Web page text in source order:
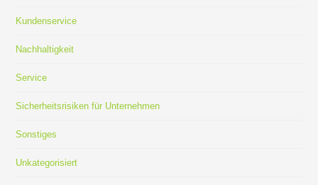
Kundenservice
Nachhaltigkeit
Service
Sicherheitsrisiken für Unternehmen
Sonstiges
Unkategorisiert